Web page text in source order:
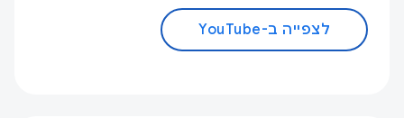
לצפייה ב-YouTube